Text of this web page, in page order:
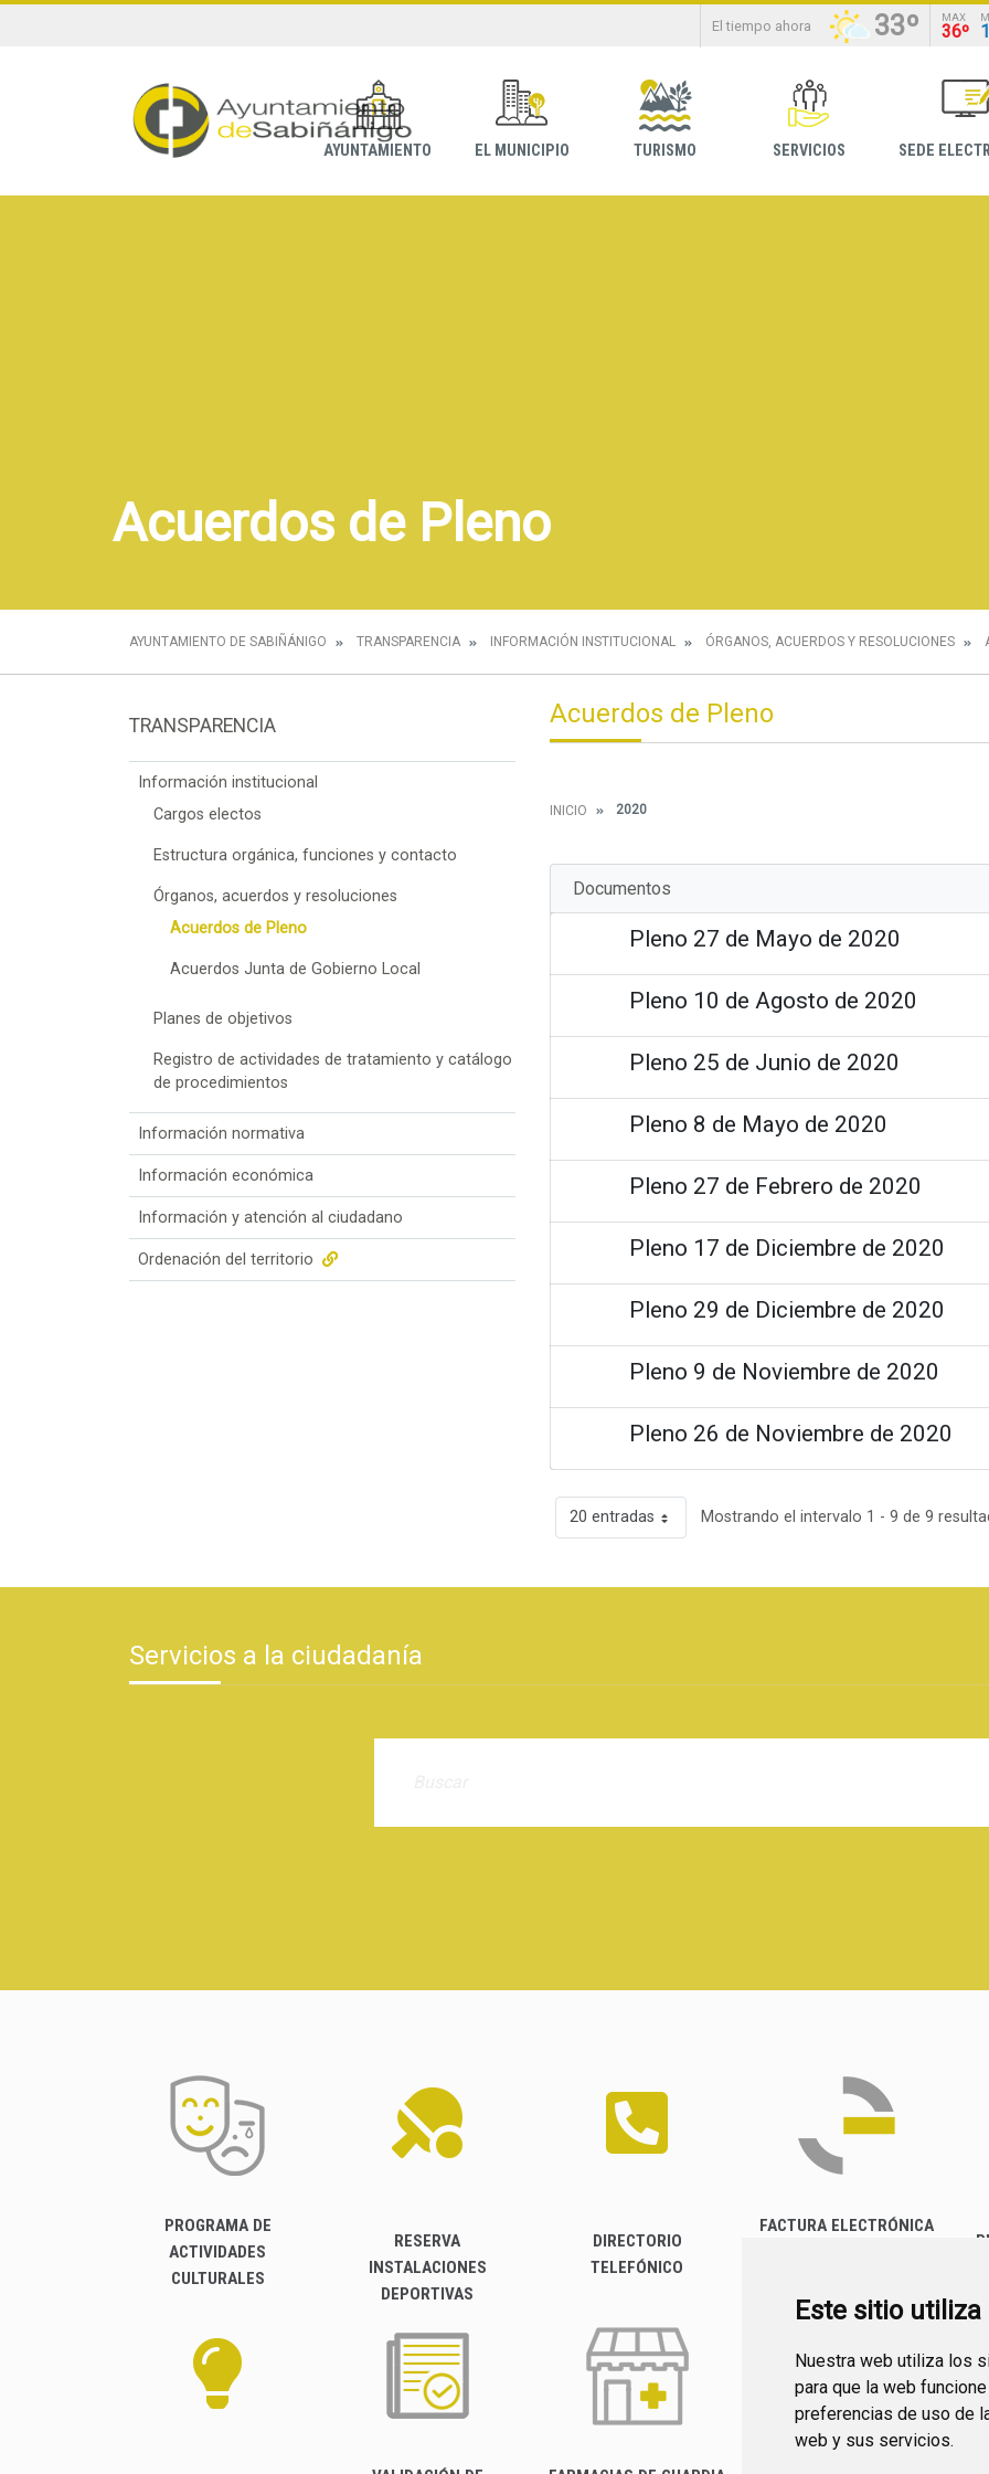
Este sitio
Nuestra web utiliza los
para que la web
preferencias de uso de
web y sus servicios.
El tiempo ahora 33º MAX
36º
AYUNTAMIENTO EL MUNICIPIO TURISMO SERVICIOS SEDE
Acuerdos de Pleno
AYUNTAMIENTO DE SABIÑÁNIGO TRANSPARENCIA INFORMACIÓN INSTITUCIONAL ÓRGANOS, ACUERDOS Y RESOLUCIONES
TRANSPARENCIA
Información institucional
Cargos electos
Estructura orgánica, funciones y contacto
Órganos, acuerdos y resoluciones
Acuerdos de Pleno
Acuerdos Junta de Gobierno Local
Planes de objetivos
Registro de actividades de tratamiento y catálogo
de procedimientos
Información normativa
Información económica
Información y atención al ciudadano
Ordenación del territorio
Acuerdos de Pleno
INICIO 2020
Documentos
Pleno 27 de Mayo de 2020
Pleno 10 de Agosto de 2020
Pleno 25 de Junio de 2020
Pleno 8 de Mayo de 2020
Pleno 27 de Febrero de 2020
Pleno 17 de Diciembre de 2020
Pleno 29 de Diciembre de 2020
Pleno 9 de Noviembre de 2020
Pleno 26 de Noviembre de 2020
20 entradas Mostrando el intervalo 1 - 9 de 9
Servicios a la ciudadanía
PROGRAMA DE
ACTIVIDADES
CULTURALES
RESERVA
INSTALACIONES
DEPORTIVAS
DIRECTORIO
TELEFÓNICO
FACTURA ELECTRÓNICA